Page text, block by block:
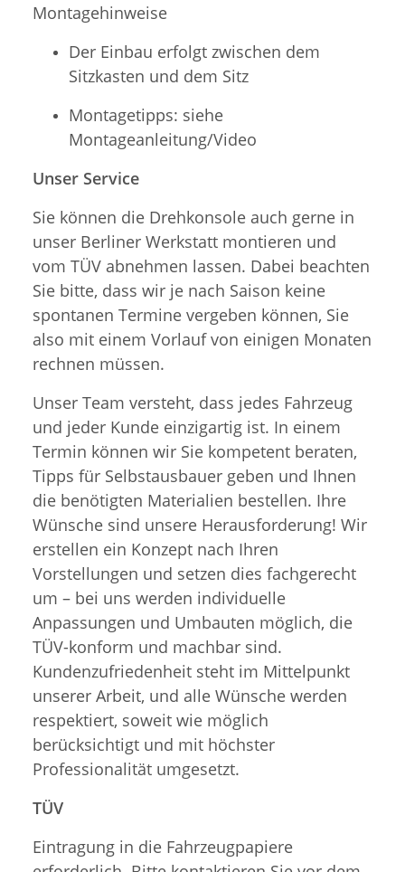
Montagehinweise
Der Einbau erfolgt zwischen dem
Sitzkasten und dem Sitz
Montagetipps: siehe
Montageanleitung/Video
Unser Service
Sie können die Drehkonsole auch gerne in
unser Berliner Werkstatt montieren und
vom TÜV abnehmen lassen. Dabei beachten
Sie bitte, dass wir je nach Saison keine
spontanen Termine vergeben können, Sie
also mit einem Vorlauf von einigen Monaten
rechnen müssen.
Unser Team versteht, dass jedes Fahrzeug
und jeder Kunde einzigartig ist. In einem
Termin können wir Sie kompetent beraten,
Tipps für Selbstausbauer geben und Ihnen
die benötigten Materialien bestellen. Ihre
Wünsche sind unsere Herausforderung! Wir
erstellen ein Konzept nach Ihren
Vorstellungen und setzen dies fachgerecht
um – bei uns werden individuelle
Anpassungen und Umbauten möglich, die
TÜV-konform und machbar sind.
Kundenzufriedenheit steht im Mittelpunkt
unserer Arbeit, und alle Wünsche werden
respektiert, soweit wie möglich
berücksichtigt und mit höchster
Professionalität umgesetzt.
TÜV
Eintragung in die Fahrzeugpapiere